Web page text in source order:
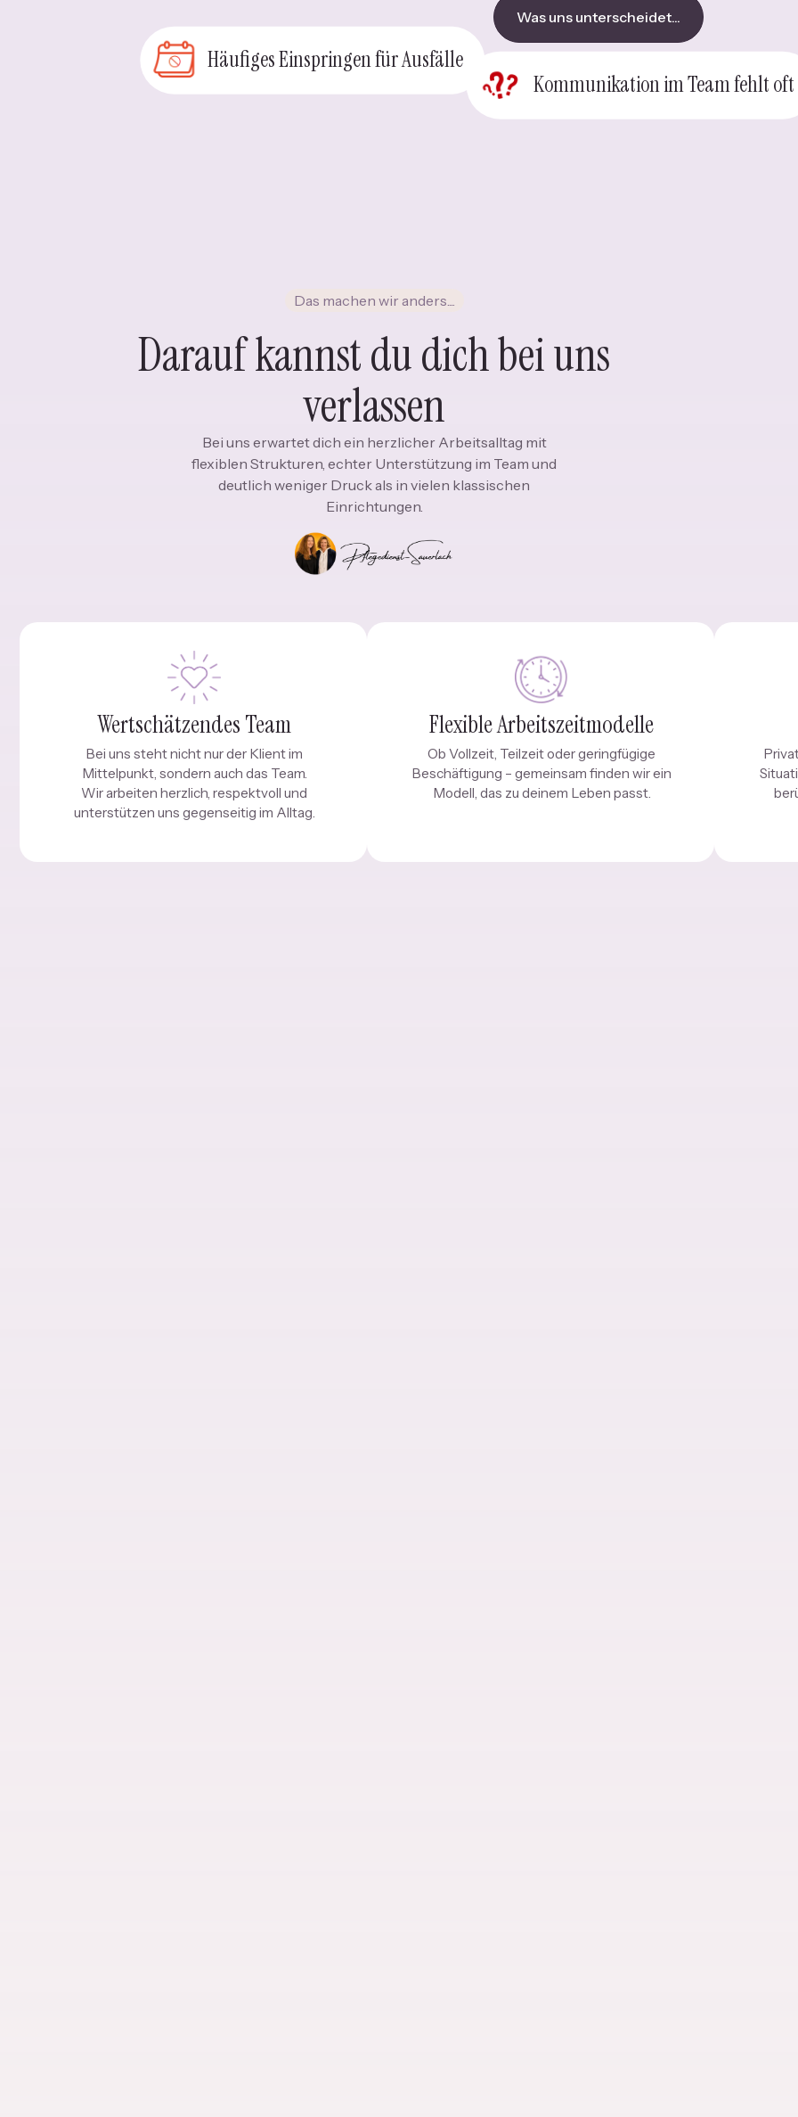
Was uns unterscheidet...
Häufiges Einspringen für Ausfälle
Kommunikation im Team fehlt oft
Das machen wir anders....
Darauf kannst du dich bei uns
verlassen
Bei uns erwartet dich ein herzlicher Arbeitsalltag mit
flexiblen Strukturen, echter Unterstützung im Team und
deutlich weniger Druck als in vielen klassischen
Einrichtungen.
Wertschätzendes Team
Bei uns steht nicht nur der Klient im
Mittelpunkt, sondern auch das Team.
Wir arbeiten herzlich, respektvoll und
unterstützen uns gegenseitig im Alltag.
Flexible Arbeitszeitmodelle
Ob Vollzeit, Teilzeit oder geringfügige
Beschäftigung – gemeinsam finden wir ein
Modell, das zu deinem Leben passt.